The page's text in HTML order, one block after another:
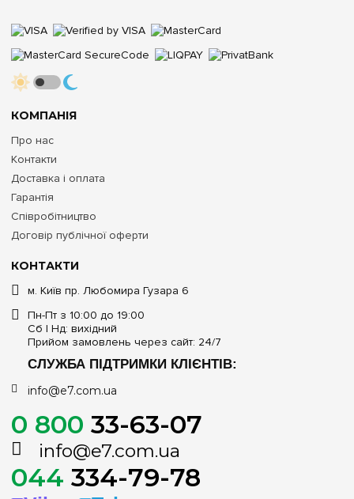
КОНТАКТИ
м. Київ пр. Любомира Гузара 6
Пн-Пт з 10:00 до 19:00
Сб | Нд: вихідний
Прийом замовлень через сайт: 24/7
СЛУЖБА ПІДТРИМКИ КЛІЄНТІВ:
info@e7.com.ua
0 800 33-63-07
info@e7.com.ua
044 334-79-78
КОМПАНІЯ
Про нас
Контакти
Доставка і оплата
Гарантія
Співробітництво
Договір публічної оферти